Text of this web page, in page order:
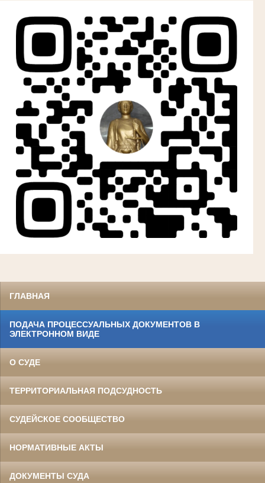
ГЛАВНАЯ
ПОДАЧА ПРОЦЕССУАЛЬНЫХ ДОКУМЕНТОВ В
ЭЛЕКТРОННОМ ВИДЕ
О СУДЕ
ТЕРРИТОРИАЛЬНАЯ ПОДСУДНОСТЬ
СУДЕЙСКОЕ СООБЩЕСТВО
НОРМАТИВНЫЕ АКТЫ
ДОКУМЕНТЫ СУДА